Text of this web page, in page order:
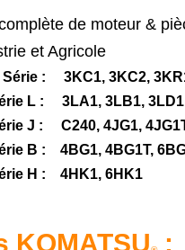
de moteur &
et Agricole
Série : 3KC1, 3KC2,
L : 3LA1, 3LB1,
J : C240, 4JG1,
B : 4BG1, 4BG1T,
H : 4HK1, 6HK1
KOMATSU :